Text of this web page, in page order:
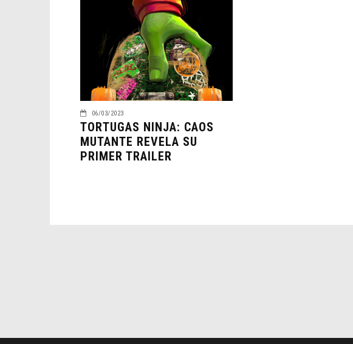
06/03/2023
TORTUGAS NINJA: CAOS
MUTANTE REVELA SU
PRIMER TRAILER